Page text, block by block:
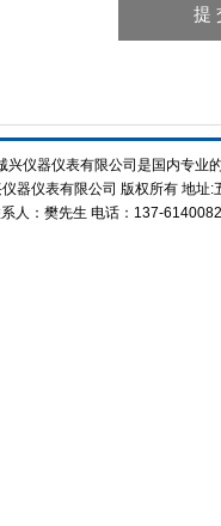
兴仪器仪表有限公司是国内专业
器仪表有限公司 版权所有 地
人：樊先生 电话：137-